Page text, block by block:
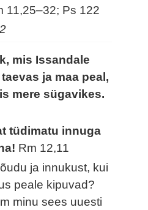
11,25–32; Ps 122
mis Issandale
ja maa peal,
mere sügavikes.
tüdimatu innuga
Rm 12,11
ja innukust, kui
peale kipuvad?
minu sees uuesti